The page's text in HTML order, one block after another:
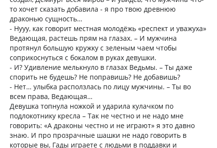
то хочет сказать добавила - я про твою древнюю
драконью сущность…
- Нууу, как говорит местная молодёжь «респект и уважуха»
Ведающая, растешь прям на глазах. – И мужчина
протянул большую кружку с зеленым чаем чтобы
соприкоснуться с бокалом в руках девушки.
- И? Удивление мелькнуло в глазах Ведьмы. – Ты даже
спорить не будешь? Не поправишь? Не добавишь?
- Нет… улыбка расползлась по лицу мужчины. – Ты во
всем права, Ведающая…
Девушка топнула ножкой и ударила кулачком по
подлокотнику кресла – Так не честно и не надо мне
говорить: «А драконы честно и не играют» я это давно
знаю. И про прозрачные шашки не надо говорить в
которые вы, Гады играете с людьми в поддавки и